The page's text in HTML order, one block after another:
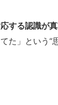
する認識が
」という“